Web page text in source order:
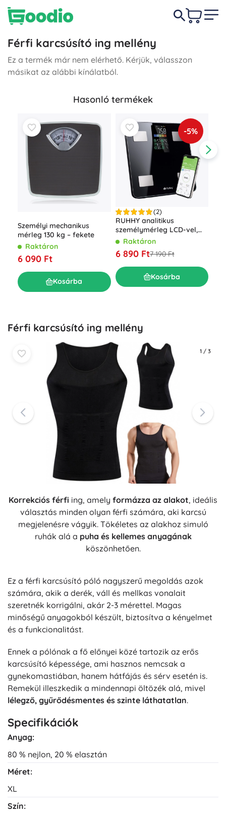
Férfi karcsúsító ing mellény
Ez a termék már nem elérhető. Kérjük, válasszon
másikat az alábbi kínálatból.
Hasonló termékek
Személyi mechanikus
mérleg 130 kg – fekete
Raktáron
6 090 Ft
Kosárba
-5%
(2)
RUHHY analitikus
személymérleg LCD-vel,
BIA elemzéssel és
Raktáron
6 890 Ft7 190 Ft
Kosárba
Férfi karcsúsító ing mellény
1 / 3
Korrekciós férfi ing, amely formázza az alakot, ideális
választás minden olyan férfi számára, aki karcsú
megjelenésre vágyik. Tökéletes az alakhoz simuló
ruhák alá a puha és kellemes anyagának
köszönhetően.
Ez a férfi karcsúsító póló nagyszerű megoldás azok
számára, akik a derék, váll és mellkas vonalait
szeretnék korrigálni, akár 2-3 mérettel. Magas
minőségű anyagokból készült, biztosítva a kényelmet
és a funkcionalitást.
Ennek a pólónak a fő előnyei közé tartozik az erős
karcsúsító képessége, ami hasznos nemcsak a
gynekomastiában, hanem hátfájás és sérv esetén is.
Remekül illeszkedik a mindennapi öltözék alá, mivel
lélegző, gyűrődésmentes és szinte láthatatlan.
Specifikációk
Anyag:
80 % nejlon, 20 % elasztán
Méret:
XL
Szín: